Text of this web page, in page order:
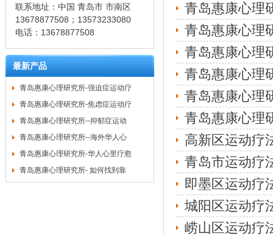
联系地址：中国 青岛市 市南区
13678877508；13573233080
电话：13678877508
最新产品
青岛惠康心理研究所-强迫症运动疗
青岛惠康心理研究所-焦虑症运动疗
青岛惠康心理研究所--抑郁症运动
青岛惠康心理研究所--海外华人心
青岛惠康心理研究所-华人心里疗愈
青岛惠康心理研究所- 如何找到靠
青岛惠康心理
青岛惠康心理
青岛惠康心理
青岛惠康心理
青岛惠康心理
青岛惠康心理
高新区运动疗
青岛市运动疗
即墨区运动疗
城阳区运动疗
崂山区运动疗